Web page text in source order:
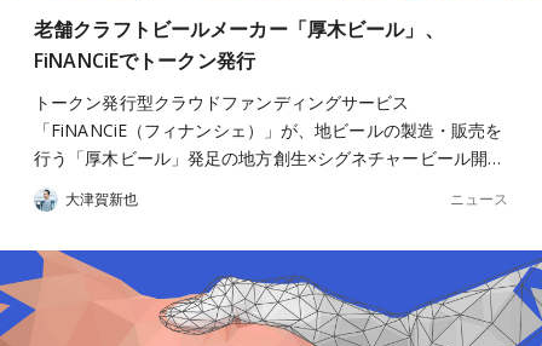
老舗クラフトビールメーカー「厚木ビール」、
FiNANCiEでトークン発行
トークン発行型クラウドファンディングサービス
「FiNANCiE（フィナンシェ）」が、地ビールの製造・販売を
行う「厚木ビール」発足の地方創生×シグネチャービール開…
大津賀新也 ニュース